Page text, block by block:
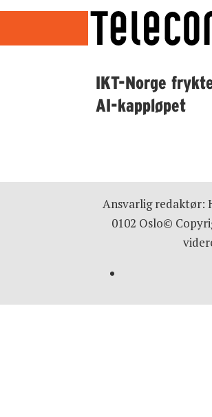
IKT-Norge
AI-kappløpet
Ansvarlig redaktør:
0102 Oslo©